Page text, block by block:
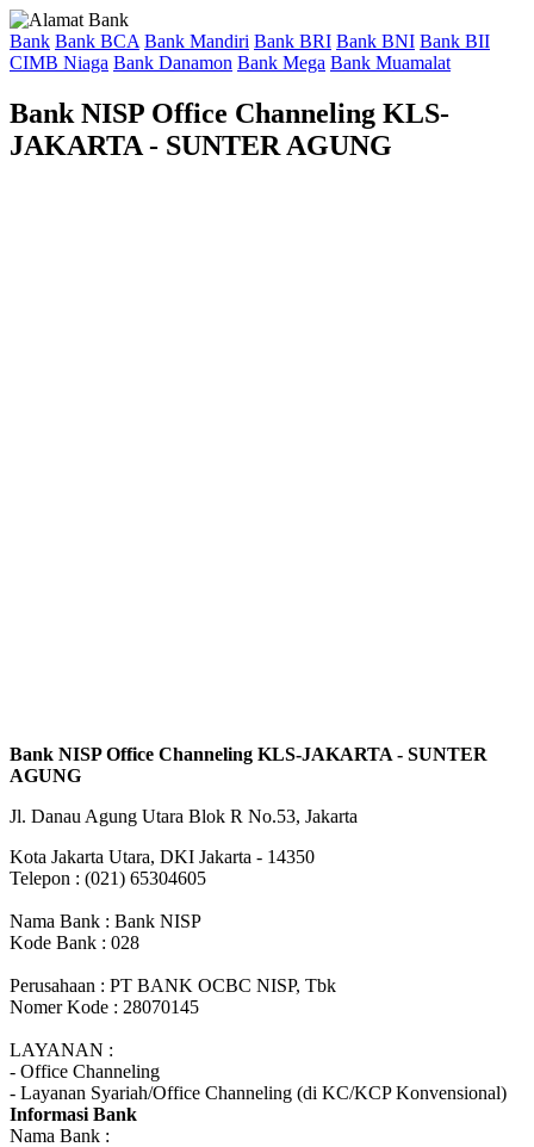
Bank Bank BCA Bank Mandiri Bank BRI Bank BNI Bank BII
CIMB Niaga Bank Danamon Bank Mega Bank Muamalat
Bank NISP Office Channeling KLS-
JAKARTA - SUNTER AGUNG
Bank NISP Office Channeling KLS-JAKARTA - SUNTER
AGUNG
Jl. Danau Agung Utara Blok R No.53, Jakarta
Kota Jakarta Utara, DKI Jakarta - 14350
Telepon : (021) 65304605
Nama Bank : Bank NISP
Kode Bank : 028
Perusahaan : PT BANK OCBC NISP, Tbk
Nomer Kode : 28070145
LAYANAN :
- Office Channeling
- Layanan Syariah/Office Channeling (di KC/KCP Konvensional)
Informasi Bank
Nama Bank :